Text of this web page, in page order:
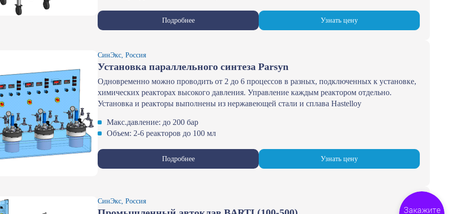
Подробнее Узнать цену
СинЭкс, Россия
Установка параллельного синтеза Parsyn
Одновременно можно проводить от 2 до 6 процессов в разных, подключенных к установке,
химических реакторах высокого давления. Управление каждым реактором отдельно.
Установка и реакторы выполнены из нержавеющей стали и сплава Hastelloy
Макс.давление: до 200 бар
Объем: 2-6 реакторов до 100 мл
Подробнее Узнать цену
СинЭкс, Россия
Закажите